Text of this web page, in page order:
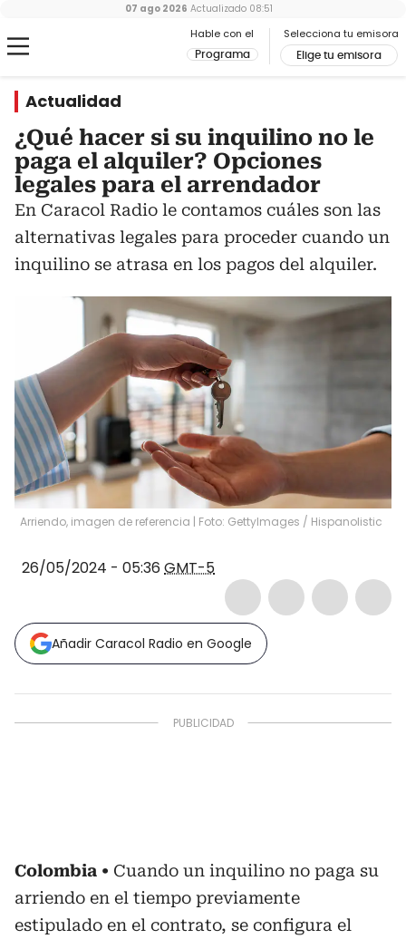
Hable con el
Programa
Selecciona tu emisora
Elige tu emisora
07 ago 2026 Actualizado 08:51
Actualidad
¿Qué hacer si su inquilino no le
paga el alquiler? Opciones
legales para el arrendador
En Caracol Radio le contamos cuáles son las
alternativas legales para proceder cuando un
inquilino se atrasa en los pagos del alquiler.
Arriendo, imagen de referencia | Foto: GettyImages / Hispanolistic
26/05/2024 - 05:36 GMT-5
Añadir Caracol Radio en Google
Colombia
Cuando un inquilino no paga su
arriendo en el tiempo previamente
estipulado en el contrato, se configura el